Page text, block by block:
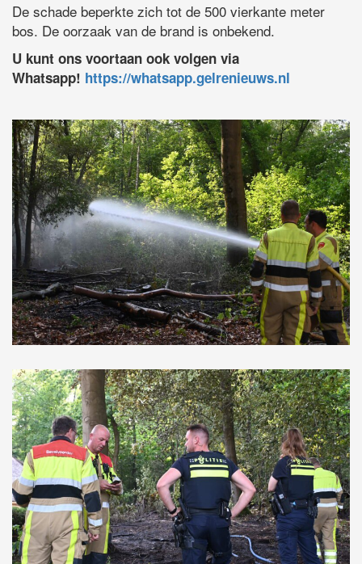
De schade beperkte zich tot de 500 vierkante meter
bos. De oorzaak van de brand is onbekend.
U kunt ons voortaan ook volgen via
Whatsapp! https://whatsapp.gelrenieuws.nl